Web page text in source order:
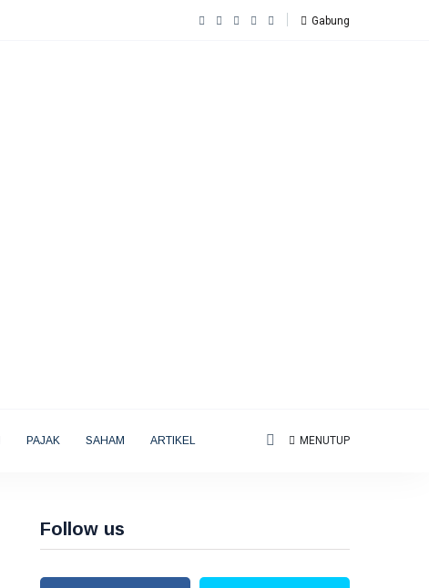
Gabung
PAJAK SAHAM ARTIKEL MENUTUP
Follow us